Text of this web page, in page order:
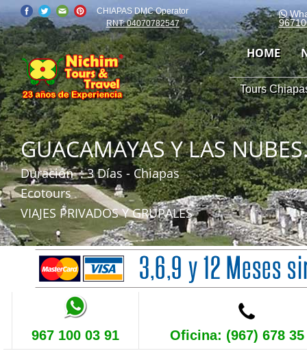
CHIAPAS DMC Operator
RNT: 04070782547
HOME
Tours
GUACAMAYAS Y LAS
Duración : 3 Días - Chiapas
Ecotours
VIAJES PRIVADOS Y GRUPALES
967 100 03 91 Oficina: (967) 678 35